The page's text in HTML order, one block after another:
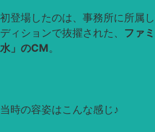
初登場したのは、事務所に所属
ディションで抜擢された、 ファ
水」のCM。
当時の容姿はこんな感じ♪